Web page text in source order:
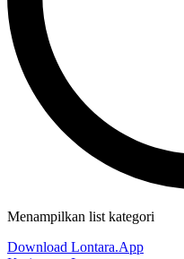
Menampilkan list kategori
Download Lontara.App